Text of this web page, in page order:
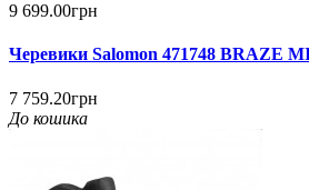
9 699.00грн
Черевики Salomon 471748 BRAZE
7 759.20грн
До кошика